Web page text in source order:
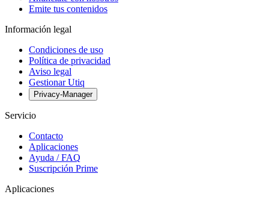
Emite tus contenidos
Información legal
Condiciones de uso
Política de privacidad
Aviso legal
Gestionar Utiq
Privacy-Manager
Servicio
Contacto
Aplicaciones
Ayuda / FAQ
Suscripción Prime
Aplicaciones